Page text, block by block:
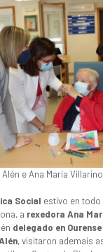
e Ana María
Social estivo en
a rexedora Ana
delegado en
, visitaron ademais